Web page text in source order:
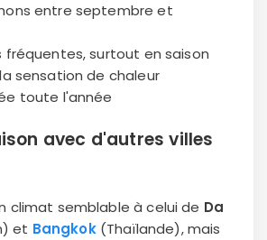
entre septembre et
fréquentes, surtout en saison
sensation de chaleur
toute l'année
avec d'autres villes
climat semblable à celui de Da
et Bangkok(Thaïlande), mais